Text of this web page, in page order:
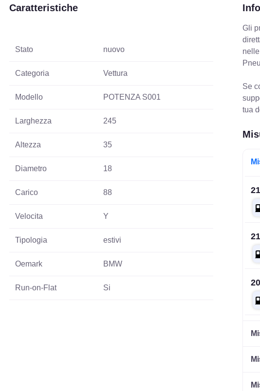
Caratteristiche
Stato nuovo
Categoria Vettura
Modello POTENZA S001
Larghezza 245
Altezza 35
Diametro 18
Carico 88
Velocita Y
Tipologia estivi
Oemark BMW
Run-on-Flat Si
Gli
Se
tua